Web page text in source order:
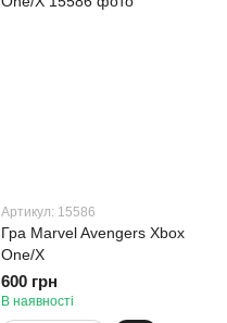
Артикул: 15586
Гра Marvel Avengers Xbox
One/X
600 грн
В наявності